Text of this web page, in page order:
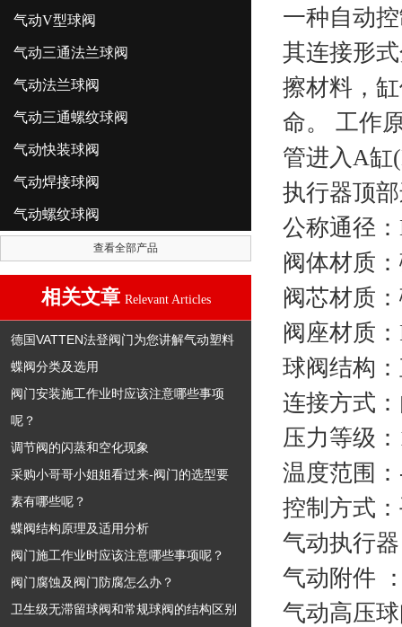
气动V型球阀
气动三通法兰球阀
气动法兰球阀
气动三通螺纹球阀
气动快装球阀
气动焊接球阀
气动螺纹球阀
查看全部产品
相关文章 Relevant Articles
德国VATTEN法登阀门为您讲解气动塑料
蝶阀分类及选用
阀门安装施工作业时应该注意哪些事项
呢？
调节阀的闪蒸和空化现象
采购小哥哥小姐姐看过来-阀门的选型要
素有哪些呢？
蝶阀结构原理及适用分析
阀门施工作业时应该注意哪些事项呢？
阀门腐蚀及阀门防腐怎么办？
卫生级无滞留球阀和常规球阀的结构区别
一种自动
其连接形
擦材料，
命。 工作
管进入A缸
执行器顶
公称通径
阀体材质
阀芯材质
阀座材质：
球阀结构
连接方式
压力等级：
温度范围
控制方式
气动执行
气动附件
气动高压